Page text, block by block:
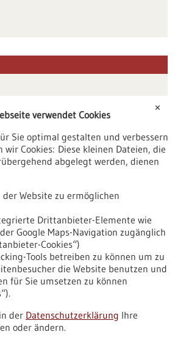
✕
verwendet Cookies
Sie optimal gestalten und verbessern
Cookies: Diese kleinen Dateien, die
abgelegt werden, dienen
Website zu ermöglichen
Drittanbieter-Elemente wie
Google Maps-Navigation zugänglich
Cookies“)
Tools betreiben zu können um zu
die Website benutzen und
für Sie umsetzen zu können
der Datenschutzerklärung Ihre
oder ändern.